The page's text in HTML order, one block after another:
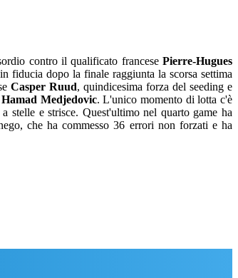
contro il qualificato francesePierre-Hugues
fiducia dopo la finale raggiunta la scorsa settima
Casper Ruud, quindicesima forza del seeding e
Hamad Medjedovic. L'unico momento di lotta c'è
stelle e strisce. Quest'ultimo nel quarto game ha
che ha commesso 36 errori non forzati e ha